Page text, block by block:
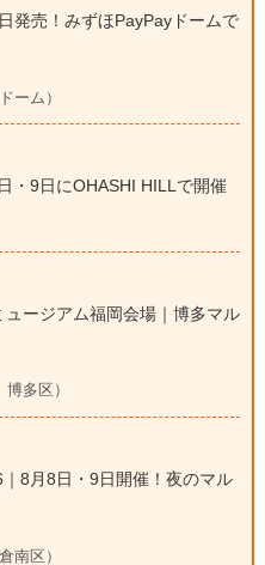
発売！みずほPayPayドームで
ーム）
・9日にOHASHI HILLで開催
ージアム福岡会場｜博多マル
多区）
8月8日・9日開催！夜のマル
南区）